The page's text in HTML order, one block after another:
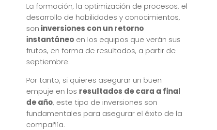
La formación, la optimización de procesos, el
desarrollo de habilidades y conocimientos,
son inversiones con un retorno
instantáneoen los equipos que verán sus
frutos, en forma de resultados, a partir de
septiembre.
Por tanto, si quieres asegurar un buen
empuje en los resultados de cara a final
de año, este tipo de inversiones son
fundamentales para asegurar el éxito de la
compañía.